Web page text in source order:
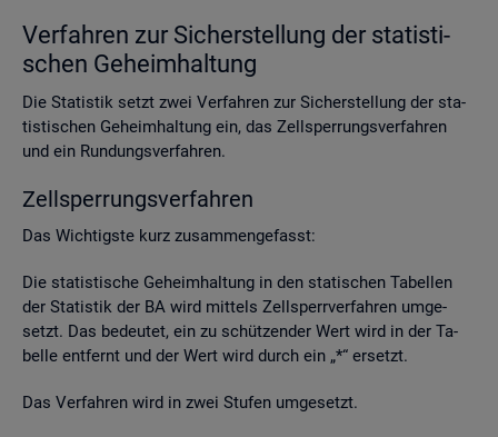
Ver­fah­ren zur Si­cher­stel­lung der sta­tis­ti­
schen Ge­heim­hal­tung
Die Sta­tis­tik setzt zwei Ver­fah­ren zur Si­cher­stel­lung der sta­
tis­ti­schen Ge­heim­hal­tung ein, das Zell­sper­rungs­ver­fah­ren
und ein Run­dungs­ver­fah­ren.
Zell­sper­rungs­ver­fah­ren
Das Wich­tigs­te kurz zu­sam­men­ge­fasst:
Die sta­tis­ti­sche Ge­heim­hal­tung in den sta­ti­schen Ta­bel­len
der Sta­tis­tik der BA wird mit­tels Zell­sperr­ver­fah­ren um­ge­
setzt. Das be­deu­tet, ein zu schüt­zen­der Wert wird in der Ta­
bel­le ent­fernt und der Wert wird durch ein „*“ er­setzt.
Das Ver­fah­ren wird in zwei Stu­fen um­ge­setzt.